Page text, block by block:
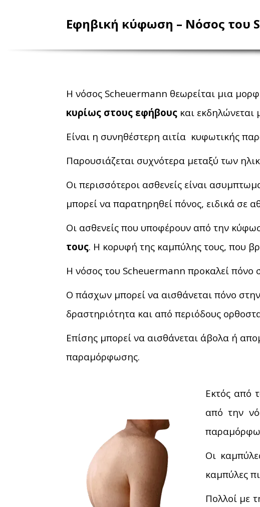
Εφηβική κύφωση – Νόσος του
Η νόσος Scheuermann θεωρείται μια
κυρίως στους εφήβους και
Είναι η συνηθέστερη αιτία κυφωτικής
Παρουσιάζεται συχνότερα μεταξύ των
Οι περισσότεροι ασθενείς είναι
μπορεί να παρατηρηθεί πόνος, ειδικά σε
Οι ασθενείς που υποφέρουν από την
τους. Η κορυφή της καμπύλης τους, που
Η νόσος του Scheuermann προκαλεί πόνο
Ο πάσχων μπορεί να αισθάνεται πόνο
δραστηριότητα και από περιόδους
Επίσης μπορεί να αισθάνεται άβολα ή
παραμόρφωσης.
Εκτός από
από την
Οι
καμπύλες
Πολλοί με